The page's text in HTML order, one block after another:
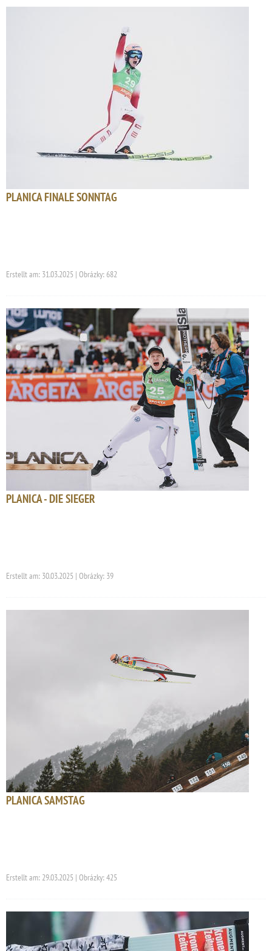
PLANICA FINALE SONNTAG
Erstellt am: 31.03.2025 | Obrázky: 682
PLANICA - DIE SIEGER
Erstellt am: 30.03.2025 | Obrázky: 39
PLANICA SAMSTAG
Erstellt am: 29.03.2025 | Obrázky: 425